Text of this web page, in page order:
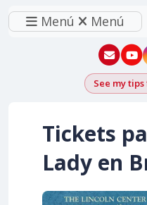
Menú Menú
New
See my
Tickets
Lady en